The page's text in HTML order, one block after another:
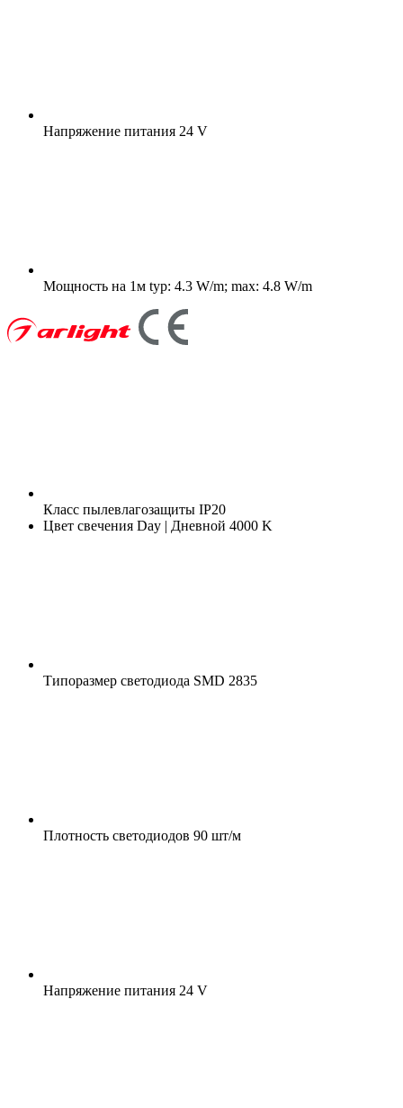
Напряжение питания 24 V
Мощность на 1м typ: 4.3 W/m; max: 4.8 W/m
Класс пылевлагозащиты IP20
Цвет свечения Day | Дневной 4000 K
Типоразмер светодиода SMD 2835
Плотность светодиодов 90 шт/м
Напряжение питания 24 V